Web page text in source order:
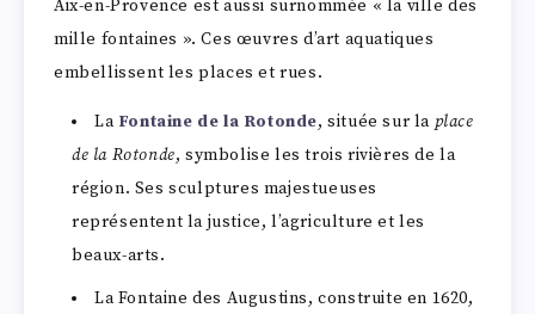
Aix-en-Provence est aussi surnommée « la ville des
mille fontaines ». Ces œuvres d’art aquatiques
embellissent les places et rues.
LaFontaine de la Rotonde, située sur la place
de la Rotonde, symbolise les trois rivières de la
région. Ses sculptures majestueuses
représentent la justice, l’agriculture et les
beaux-arts.
La Fontaine des Augustins, construite en 1620,